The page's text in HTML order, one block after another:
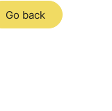
Go back